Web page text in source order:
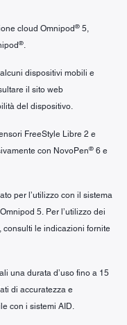
cloud Omnipod® 5,
®.
dispositivi mobili e
il sito web
del dispositivo.
FreeStyle Libre 2 e
con NovoPen® 6 e
per l’utilizzo con il sistema
5. Per l’utilizzo dei
consulti le indicazioni fornite
una durata d’uso fino a 15
di accuratezza e
con i sistemi AID.